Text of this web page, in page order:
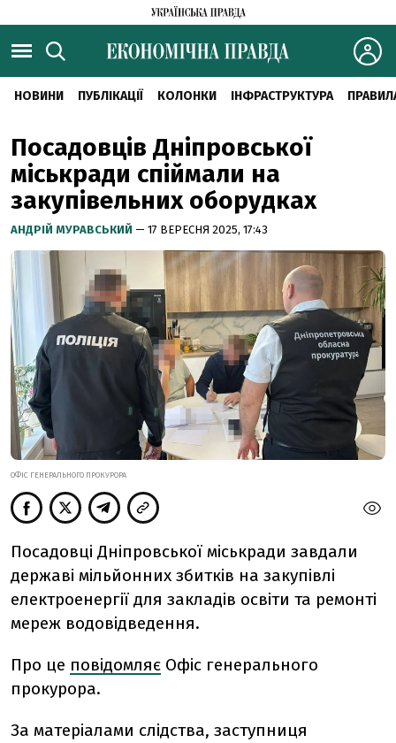
НОВИНИ ПУБЛІКАЦІЇ КОЛОНКИ ІНФРАСТРУКТУРА
Посадовців Дніпровської
міськради спіймали на
закупівельних оборудках
АНДРІЙ МУРАВСЬКИЙ — 17 ВЕРЕСНЯ 2025, 17:43
ОФІС ГЕНЕРАЛЬНОГО ПРОКУРОРА
Посадовці Дніпровської міськради завдали
державі мільйонних збитків на закупівлі
електроенергії для закладів освіти та ремонті
мереж водовідведення.
Про це повідомляє Офіс генерального
прокурора.
За матеріалами слідства, заступниця